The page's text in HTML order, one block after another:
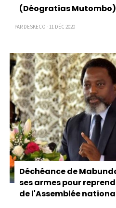
(Déogratias Mutombo)
PAR DESKECO - 11 DÉC 2020
Déchéance de
ses armes pour
de l'Assemblée